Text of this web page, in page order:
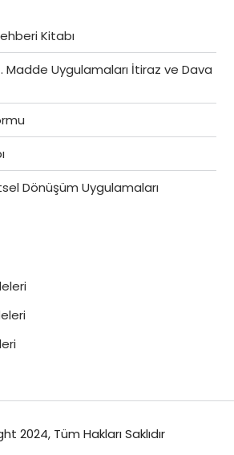
Kitabı
Madde Uygulamaları İtiraz ve Dava
Dönüşüm Uygulamaları
2024, Tüm Hakları Saklıdır